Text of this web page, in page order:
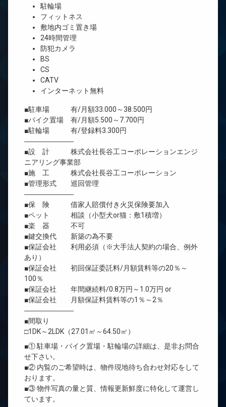
駐輪場
フィットネス
敷地内ゴミ置き場
24時間管理
防犯カメラ
BS
CS
CATV
インターネット無料
■駐車場 有/月額33.000～38.500円
■バイク置場 有/月額5.500～7.700円
■駐輪場 有/登録料3.300円
―――――――
■設 計 株式会社長谷工コーポレーションエンジ
ニアリング事業部
■施 工 株式会社長谷工コーポレーション
■管理形式 巡回管理
―――――――
■保 険 借家人賠償付き火災保険要加入
■ペット 相談（小型犬or猫：敷1積増）
■楽 器 不可
■鍵交換代 新築の為不要
■保証会社 利用必須（※大手法人契約の場合、例外
あり）
■保証会社 初回保証委託料/月額賃料等の20％～
100％
■保証会社 年間継続料/0.8万円～1.0万円 or
■保証会社 月額保証料賃料等の1％～2％
―――――――
■間取り
□1DK～2LDK（27.01㎡～64.50㎡）
■① 駐車場・バイク置場・駐輪場の詳細は、是非お問合
せ下さい。
■② 内覧のご希望時は、物件現地待ち合わせ対応をして
おります。
■③ 物件写真の量と質、情報更新鮮度に特化して運営し
ています。